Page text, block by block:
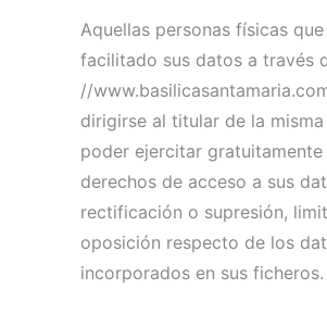
Aquellas personas físicas que
facilitado sus datos a través
//
dirigirse al titular de la misma
poder ejercitar gratuitamente
derechos de acceso a sus
rectificación o supresión,
oposición respecto de los
incorporados en sus ficheros.